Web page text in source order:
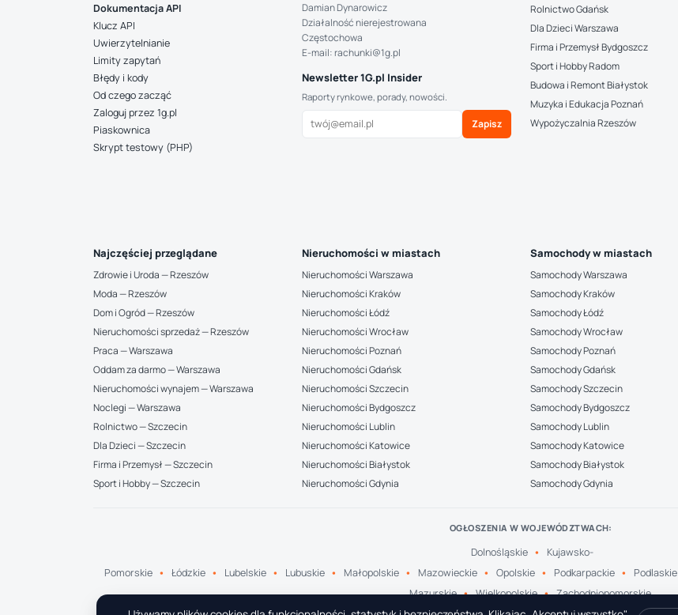
Dokumentacja API
Klucz API
Uwierzytelnianie
Limity zapytań
Błędy i kody
Od czego zacząć
Zaloguj przez 1g.pl
Piaskownica
Skrypt testowy (PHP)
Damian Dynarowicz
Działalność nierejestrowana
Częstochowa
E-mail: rachunki@1g.pl
Newsletter 1G.pl Insider
Raporty rynkowe, porady, nowości.
Zapisz
Rolnictwo Gdańsk
Dla Dzieci Warszawa
Firma i Przemysł Bydgoszcz
Sport i Hobby Radom
Budowa i Remont Białystok
Muzyka i Edukacja Poznań
Wypożyczalnia Rzeszów
Najczęściej przeglądane
Zdrowie i Uroda — Rzeszów
Moda — Rzeszów
Dom i Ogród — Rzeszów
Nieruchomości sprzedaż — Rzeszów
Praca — Warszawa
Oddam za darmo — Warszawa
Nieruchomości wynajem — Warszawa
Noclegi — Warszawa
Rolnictwo — Szczecin
Dla Dzieci — Szczecin
Firma i Przemysł — Szczecin
Sport i Hobby — Szczecin
Nieruchomości w miastach
Nieruchomości Warszawa
Nieruchomości Kraków
Nieruchomości Łódź
Nieruchomości Wrocław
Nieruchomości Poznań
Nieruchomości Gdańsk
Nieruchomości Szczecin
Nieruchomości Bydgoszcz
Nieruchomości Lublin
Nieruchomości Katowice
Nieruchomości Białystok
Nieruchomości Gdynia
Samochody w miastach
Samochody Warszawa
Samochody Kraków
Samochody Łódź
Samochody Wrocław
Samochody Poznań
Samochody Gdańsk
Samochody Szczecin
Samochody Bydgoszcz
Samochody Lublin
Samochody Katowice
Samochody Białystok
Samochody Gdynia
OGŁOSZENIA W WOJEWÓDZTWACH:
Dolnośląskie
Kujawsko-
Pomorskie
Łódzkie Lubelskie Lubuskie Małopolskie Mazowieckie Opolskie Podkarpackie Podlaskie
Mazurskie
Wielkopolskie Zachodniopomorskie